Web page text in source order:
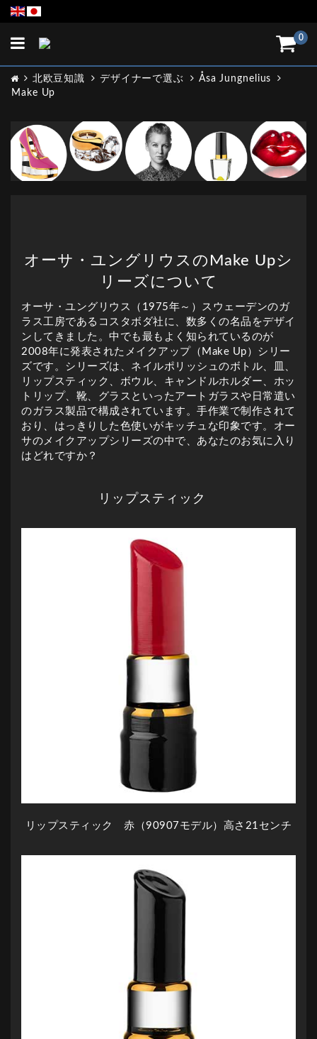
0
Toggle
北欧豆知識 デザイナーで選ぶ
Åsa Jungnelius
Make Up
オーサ・ユングリウスのMake Upシ
リーズについて
オーサ・ユングリウス（1975年～）スウェーデンのガ
ラス工房であるコスタボダ社に、数多くの名品をデザイ
ンしてきました。中でも最もよく知られているのが
2008年に発表されたメイクアップ（Make Up）シリー
ズです。シリーズは、ネイルポリッシュのボトル、皿、
リップスティック、ボウル、キャンドルホルダー、ホッ
トリップ、靴、グラスといったアートガラスや日常遣い
のガラス製品で構成されています。手作業で制作されて
おり、はっきりした色使いがキッチュな印象です。オー
サのメイクアップシリーズの中で、あなたのお気に入り
はどれですか？
リップスティック
リップスティック 赤（90907モデル）高さ21センチ